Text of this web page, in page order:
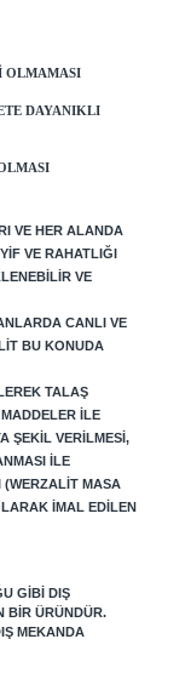
OLMAMASI
DAYANIKLI
VE HER ALANDA
VE RAHATLIĞI
VE
CANLI VE
BU KONUDA
TALAŞ
ILE
ŞEKIL VERILMESI,
ILE
MASA
IMAL EDILEN
GIBI DIŞ
BIR ÜRÜNDÜR.
MEKANDA